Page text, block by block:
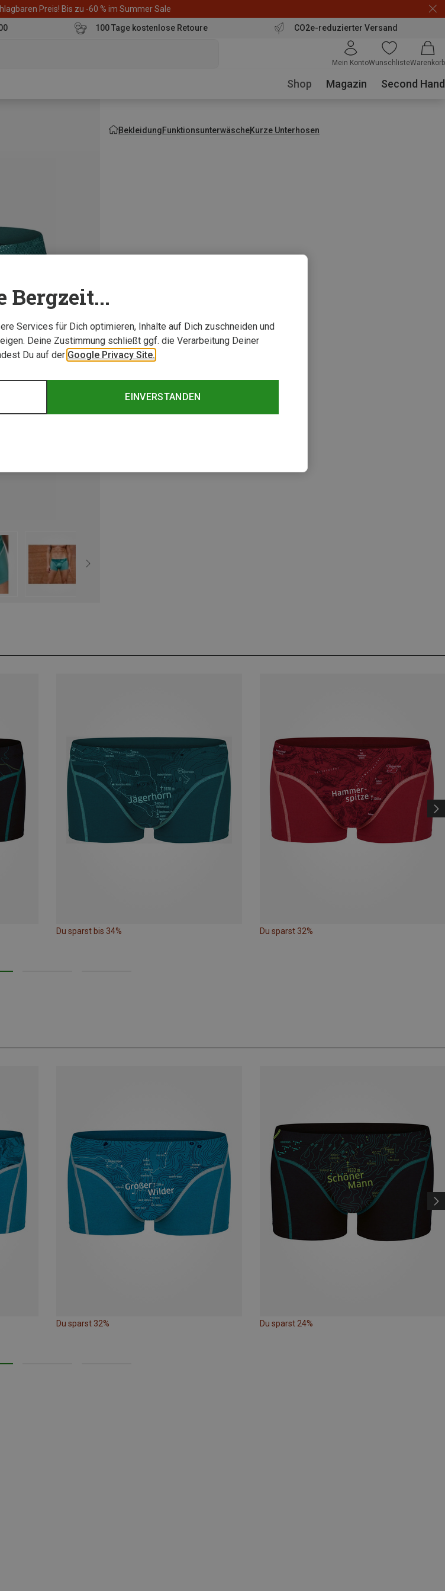
Preis! Bis zu -60 % im Summer Sale
100 Tage kostenlose Retoure CO2e-reduzierter Versand
Mein KontoWunschlisteWarenkorb
Shop Magazin Second Hand
BekleidungFunktionsunterwäscheKurze Unterhosen
Du sparst bis 34% Du sparst 32%
Du sparst 32% Du sparst 24%
Bergzeit...
Services für Dich optimieren, Inhalte auf Dich zuschneiden und
Deine Zustimmung schließt ggf. die Verarbeitung Deiner
Du auf der Google Privacy Site.
EINVERSTANDEN